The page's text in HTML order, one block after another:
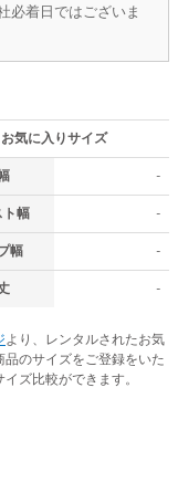
必着日ではございま
お気に入りサイズ
-
ト幅 -
幅 -
-
より、レンタルされたお気
品のサイズをご登録をいた
イズ比較ができます。